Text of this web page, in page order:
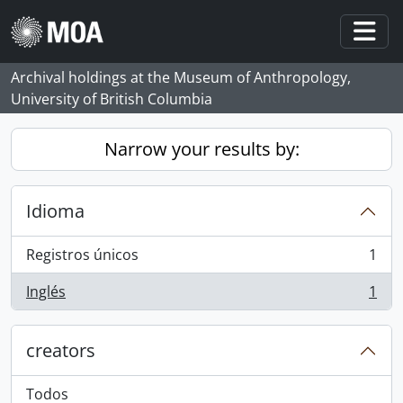
Skip to main content
Archival holdings at the Museum of Anthropology,
University of British Columbia
Narrow your results by:
Idioma
Registros únicos
, 1 resultados
1
Inglés
, 1 resultados 1
creators
Todos